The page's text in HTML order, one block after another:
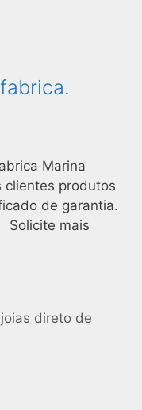
Marina
clientes produtos
de garantia.
mais
direto de